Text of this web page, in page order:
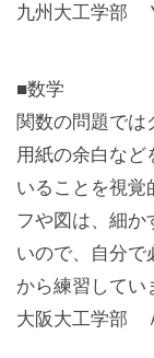
九州大工学部
■数学
関数の問題では
用紙の余白など
いることを視覚
フや図は、細か
いので、自分で
から練習してい
大阪大工学部